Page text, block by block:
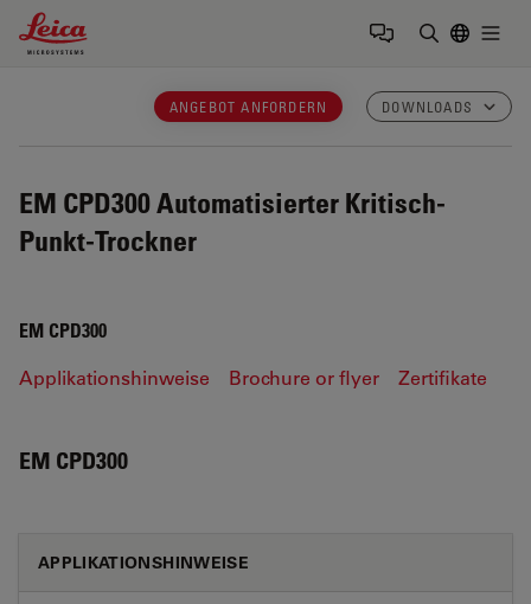
Leica Microsystems Logo
ANGEBOT ANFORDERN DOWNLOADS
EM CPD300Automatisierter Kritisch-
Punkt-Trockner
EM CPD300
Applikationshinweise Brochure or flyer Zertifikate
EM CPD300
APPLIKATIONSHINWEISE